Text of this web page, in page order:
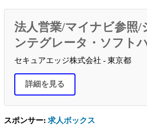
法人営業/マイナビ参照/
ンテグレータ・ソフト
セキュアエッジ株式会社 - 東京都
詳細を見る
スポンサー: 求人ボックス